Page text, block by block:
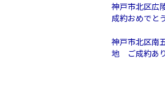
神戸市北区広
成約おめでと
神戸市北区南
地 ご成約あ